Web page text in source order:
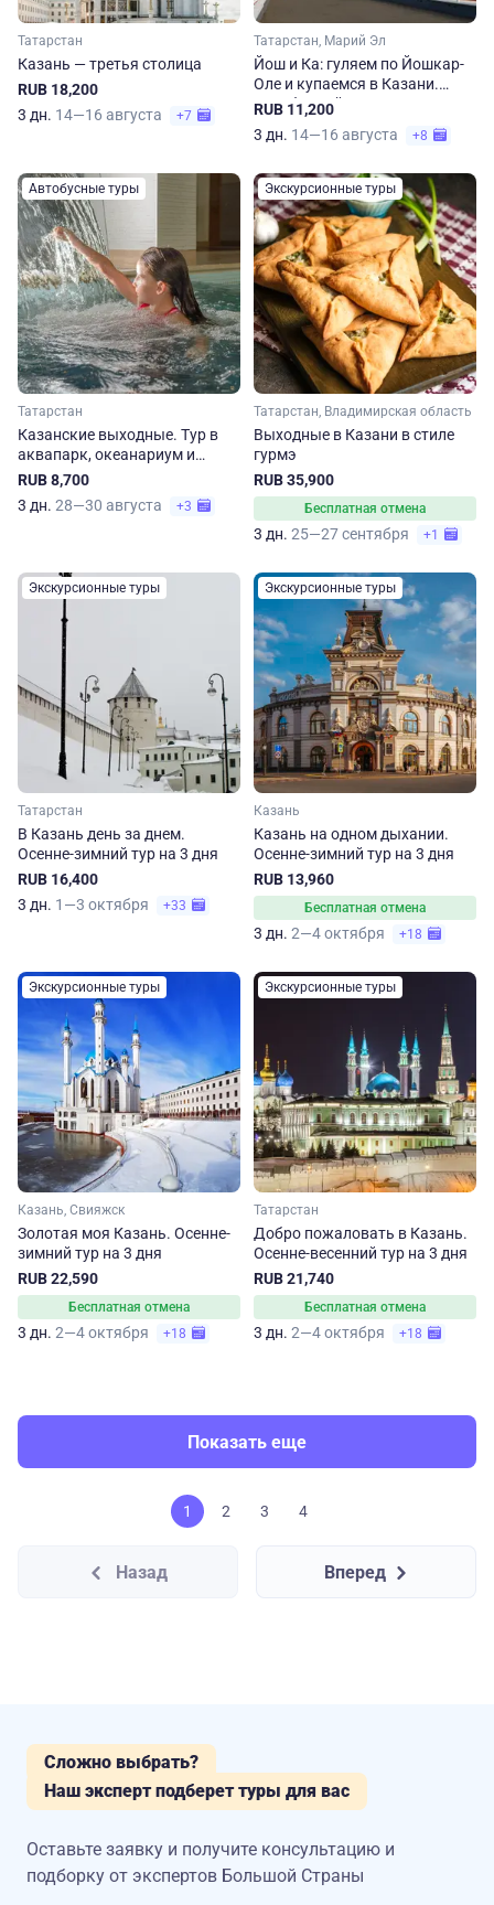
Татарстан
Казань — третья столица
RUB 18,200
3 дн. 14—16 августа +7
Татарстан, Марий Эл
Йош и Ка: гуляем по Йошкар-
Оле и купаемся в Казани.
Автобусный тур из Перми
RUB 11,200
3 дн. 14—16 августа +8
Автобусные туры
Татарстан
Казанские выходные. Тур в
аквапарк, океанариум и
термы
RUB 8,700
3 дн. 28—30 августа +3
Экскурсионные туры
Татарстан, Владимирская область
Выходные в Казани в стиле
гурмэ
RUB 35,900
Бесплатная отмена
3 дн. 25—27 сентября +1
Экскурсионные туры
Татарстан
В Казань день за днем.
Осенне-зимний тур на 3 дня
RUB 16,400
3 дн. 1—3 октября +33
Экскурсионные туры
Казань
Казань на одном дыхании.
Осенне-зимний тур на 3 дня
RUB 13,960
Бесплатная отмена
3 дн. 2—4 октября +18
Экскурсионные туры
Казань, Свияжск
Золотая моя Казань. Осенне-
зимний тур на 3 дня
RUB 22,590
Бесплатная отмена
3 дн. 2—4 октября +18
Экскурсионные туры
Татарстан
Добро пожаловать в Казань.
Осенне-весенний тур на 3 дня
RUB 21,740
Бесплатная отмена
3 дн. 2—4 октября +18
Показать еще
1 2 3 4
Назад Вперед
Сложно выбрать?
Наш эксперт подберет туры для вас
Оставьте заявку и получите консультацию и
подборку от экспертов Большой Страны